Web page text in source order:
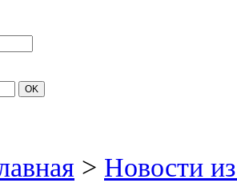
> Новости